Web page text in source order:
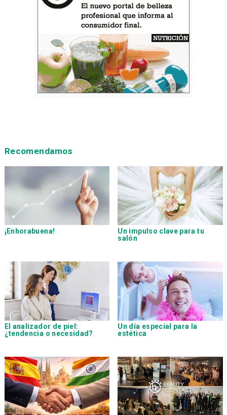
Recomendamos
¡Enhorabuena!
Un impulso clave para tu
salón
El analizador de piel:
¿tendencia o necesidad?
Un día especial para la
estética